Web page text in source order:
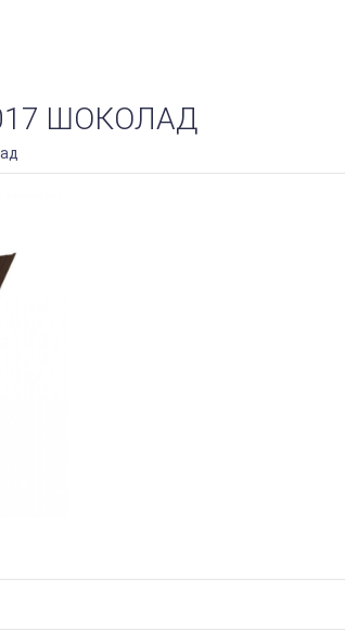
ШОКОЛАД